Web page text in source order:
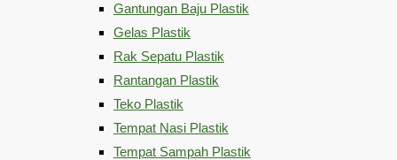
Gantungan Baju Plastik
Gelas Plastik
Rak Sepatu Plastik
Rantangan Plastik
Teko Plastik
Tempat Nasi Plastik
Tempat Sampah Plastik